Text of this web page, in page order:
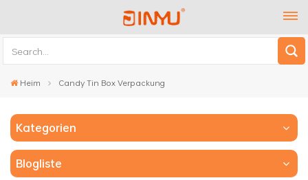
Heim Candy Tin Box Verpackung
Kategorien
Blogliste